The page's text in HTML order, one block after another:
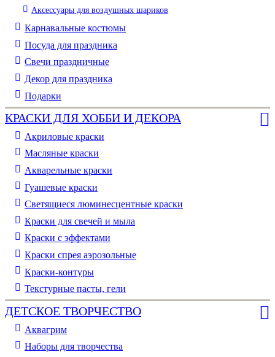
Аксессуары для воздушных шариков
Карнавальные костюмы
Посуда для праздника
Свечи праздничные
Декор для праздника
Подарки
КРАСКИ ДЛЯ ХОББИ И ДЕКОРА
Акриловые краски
Масляные краски
Акварельные краски
Гуашевые краски
Светящиеся люминесцентные краски
Краски для свечей и мыла
Краски с эффектами
Краски спрея аэрозольные
Краски-контуры
Текстурные пасты, гели
ДЕТСКОЕ ТВОРЧЕСТВО
Аквагрим
Наборы для творчества